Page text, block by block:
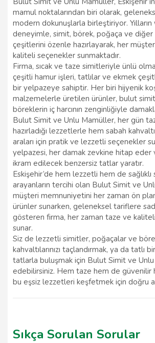
mamul noktalarından biri olarak,
modern dokunuşlarla birleştiriyor. Yılların
deneyimle, simit, börek, poğaça ve
çeşitlerini özenle hazırlayarak, her
kaliteli seçenekler sunmaktadır.
Firma, sıcak ve taze simitleriyle ünlü
çeşitli hamur işleri, tatlılar ve ekmek
bir yelpazeye sahiptir. Her biri hijyenik
malzemelerle üretilen ürünler, bulut
böreklerin iç harcının zenginliğiyle
Bulut Simit ve Unlu Mamüller, her gün
hazırladığı lezzetlerle hem sabah
araları için pratik ve lezzetli seçenekler
yelpazesi, her damak zevkine hitap eder
ikram edilecek benzersiz tatlar yaratır.
Eskişehir’de hem lezzetli hem de
arayanların tercihi olan Bulut Simit ve
müşteri memnuniyetini her zaman ön
ürünler sunarken, geleneksel tariflere
gösteren firma, her zaman taze ve
sunar.
Siz de lezzetli simitler, poğaçalar ve
kahvaltılarınızı taçlandırmak, ya da tatlı
tatlarla buluşmak için Bulut Simit ve
edebilirsiniz. Hem taze hem de güvenilir
bu eşsiz lezzetleri keşfetmek için doğru
Sıkça Sorulan Sorular